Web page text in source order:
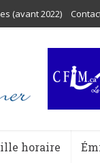
(avant 2022)
horaire